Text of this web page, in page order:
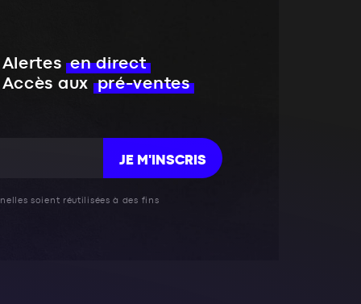
Alertes en direct
Accès aux pré-ventes
JE M'INSCRIS
soient réutilisées à des fins